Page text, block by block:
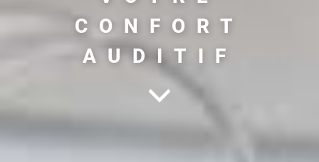
CONFORT
AUDITIF